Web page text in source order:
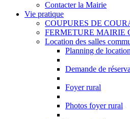
Contacter la Mairie
Vie pratique
COUPURES DE
FERMETURE MAIRIE
Location des salles
Planning de location
Demande de
Foyer rural
Photos foyer rural